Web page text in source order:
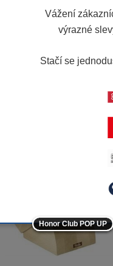
a ocílku z bukového
Vážení
výrazné
Stačí se
Honor Club POP UP